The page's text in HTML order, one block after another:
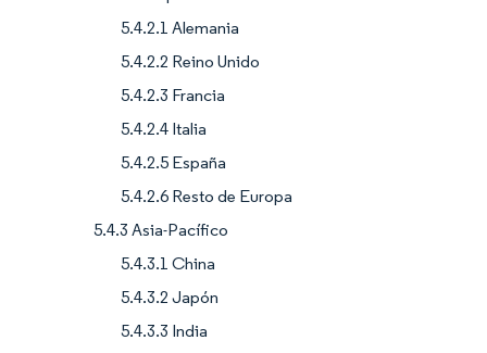
5.4.2.1 Alemania
5.4.2.2 Reino Unido
5.4.2.3 Francia
5.4.2.4 Italia
5.4.2.5 España
5.4.2.6 Resto de Europa
5.4.3 Asia-Pacífico
5.4.3.1 China
5.4.3.2 Japón
5.4.3.3 India